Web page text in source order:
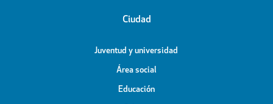
Ciudad
Juventud y universidad
Área social
Educación